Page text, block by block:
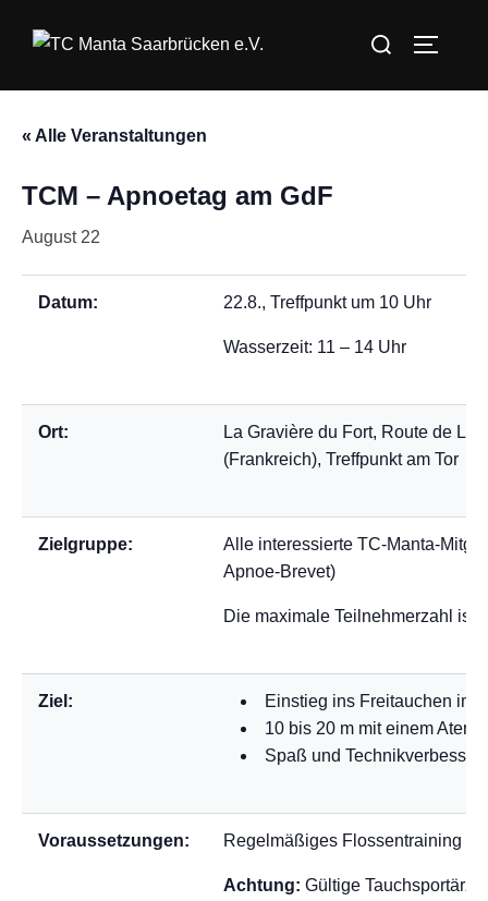
Inhalt
Suchen
« Alle Veranstaltungen
TCM – Apnoetag am GdF
August 22
Datum: 22.8., Treffpunkt um 10 Uhr
Wasserzeit: 11 – 14 Uhr
Ort:
La Gravière du Fort, Route de
(Frankreich), Treffpunkt am Tor
Zielgruppe:
Alle interessierte TC-Manta-
Apnoe-Brevet)
Die maximale Teilnehmerzahl ist
Ziel:
Einstieg ins Freitauchen im
10 bis 20 m mit einem
Spaß und
Voraussetzungen: Regelmäßiges Flossentraining
Achtung:Gültige